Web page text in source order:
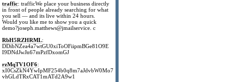
traffic: trafficWe place your business directly
in front of people already searching for what
you sell — and its live within 24 hours.
Would you like me to show you a quick
demo?joseph.matthews@jmailservice. c
RbH5RZHRML:
DDibNZea4a7wtGU0xiToOFiipmBGe81O9E
I9DNdJwJn67mPzfDxomGJ
rzMqTV1OF6:
xI0CsZkN4YwIpMF254b0q8m7aJdvbW0Mo7
vhGLdTRxCAT1mATd2A9w1